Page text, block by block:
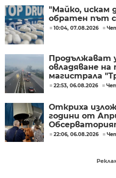
"Майко, искам
обратен път
10:04, 07.08.2026
Продължават
овладяване на
магистрала
22:53, 06.08.2026
Откриха
години от
22:06, 06.08.2026